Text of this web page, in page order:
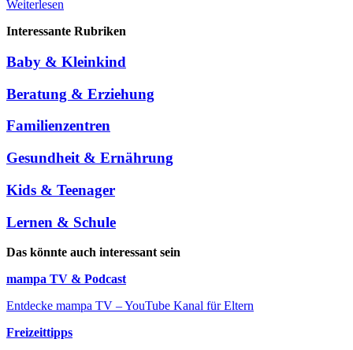
Weiterlesen
Interessante Rubriken
Baby & Kleinkind
Beratung & Erziehung
Familienzentren
Gesundheit & Ernährung
Kids & Teenager
Lernen & Schule
Das könnte auch interessant sein
mampa TV & Podcast
Entdecke mampa TV – YouTube Kanal für Eltern
Freizeittipps